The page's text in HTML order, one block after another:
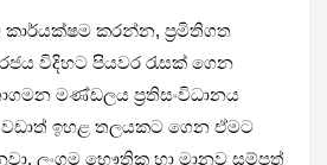
කාර්යක්ෂම කරන්න, ප්‍රමිතිගත
විදිහට පියවර රැසක් ගෙන
මණ්ඩලය ප්‍රතිසංවිධානය
ඉහළ තලයකට ගෙන ඒමට
ලංගම භෞතික හා මානව සම්පත්